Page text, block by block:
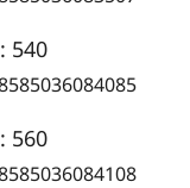
540
560